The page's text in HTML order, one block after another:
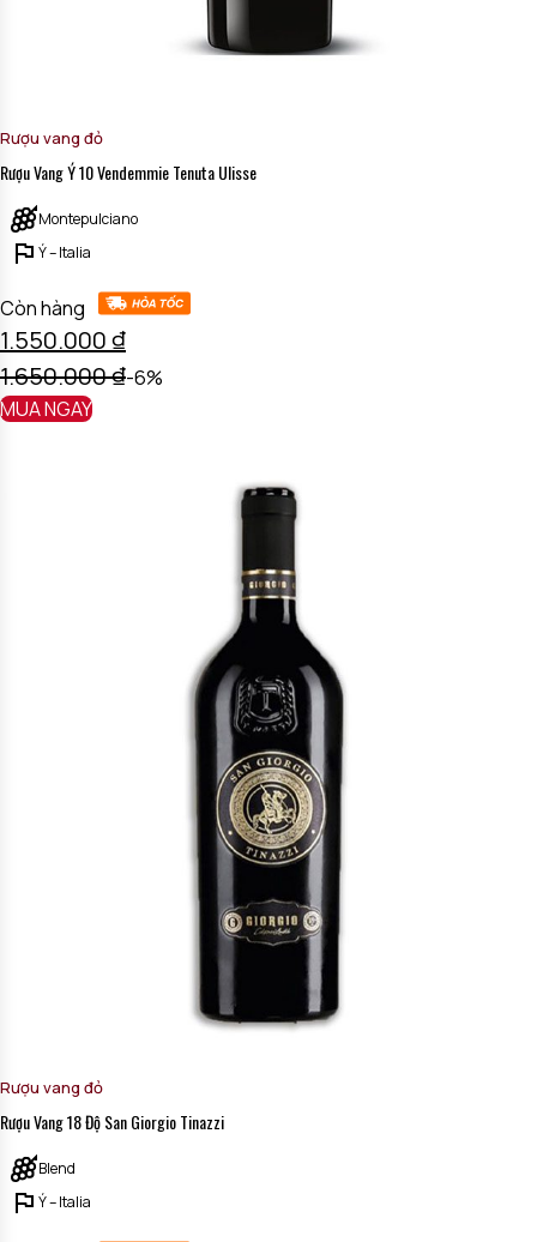
Rượu vang đỏ
Rượu Vang Ý 10 Vendemmie Tenuta Ulisse
Montepulciano
Ý – Italia
Còn hàng
1.550.000₫
1.650.000₫-6%
MUA NGAY
Rượu vang đỏ
Rượu Vang 18 Độ San Giorgio Tinazzi
Blend
Ý – Italia